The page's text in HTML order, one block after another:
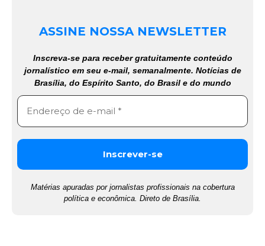
ASSINE NOSSA NEWSLETTER
Inscreva-se para receber gratuitamente conteúdo
jornalístico em seu e-mail, semanalmente. Notícias de
Brasília, do Espírito Santo, do Brasil e do mundo
Matérias apuradas por jornalistas profissionais na cobertura
política e econômica. Direto de Brasília.